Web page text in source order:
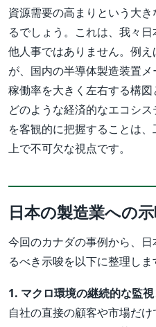
資源需要の高まりという大
るでしょう。これは、我々
他人事ではありません。例
が、国内の半導体製造装置
稼働率を大きく左右する構図
どのような経済的なエコシ
を客観的に把握することは
上で不可欠な視点です。
日本の製造業への
今回のカナダの事例から、
るべき示唆を以下に整理しま
1. マクロ環境の継続的な監
自社の直接の顧客や市場だけ